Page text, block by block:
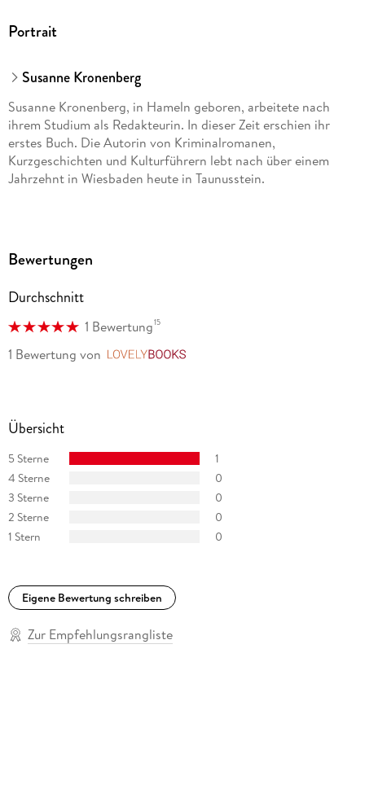
Portrait
Susanne Kronenberg
Susanne Kronenberg, in Hameln geboren, arbeitete nach
ihrem Studium als Redakteurin. In dieser Zeit erschien ihr
erstes Buch. Die Autorin von Kriminalromanen,
Kurzgeschichten und Kulturführern lebt nach über einem
Jahrzehnt in Wiesbaden heute in Taunusstein.
Bewertungen
Durchschnitt
1 Bewertung15
1 Bewertung von
Übersicht
5 Sterne
1
4 Sterne
0
3 Sterne
0
2 Sterne
0
1 Stern
0
Eigene Bewertung schreiben
Zur Empfehlungsrangliste